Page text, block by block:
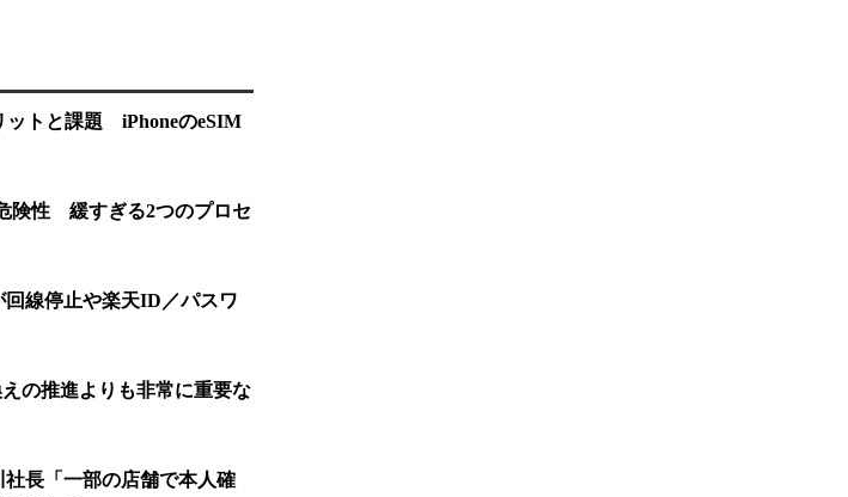
ットと課題 iPhoneのeSIM
険性 緩すぎる2つのプロセ
線停止や楽天ID／パスワ
の推進よりも非常に重要な
長「一部の店舗で本人確